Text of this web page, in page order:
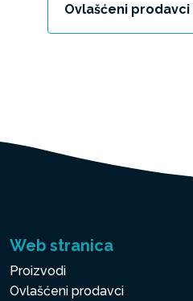
Ovlašćeni prodavci
Web stranica
Proizvodi
Ovlašćeni prodavci